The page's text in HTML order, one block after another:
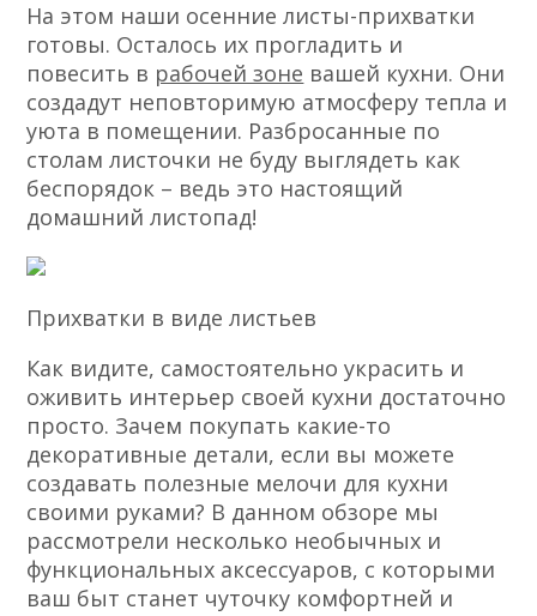
На этом наши осенние листы-прихватки
готовы. Осталось их прогладить и
повесить в рабочей зоне вашей кухни. Они
создадут неповторимую атмосферу тепла и
уюта в помещении. Разбросанные по
столам листочки не буду выглядеть как
беспорядок – ведь это настоящий
домашний листопад!
Прихватки в виде листьев
Как видите, самостоятельно украсить и
оживить интерьер своей кухни достаточно
просто. Зачем покупать какие-то
декоративные детали, если вы можете
создавать полезные мелочи для кухни
своими руками? В данном обзоре мы
рассмотрели несколько необычных и
функциональных аксессуаров, с которыми
ваш быт станет чуточку комфортней и